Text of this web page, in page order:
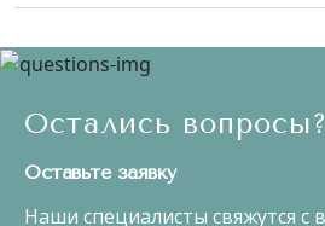
Остались вопросы?
Оставьте заявку
Наши специалисты свяжутся с